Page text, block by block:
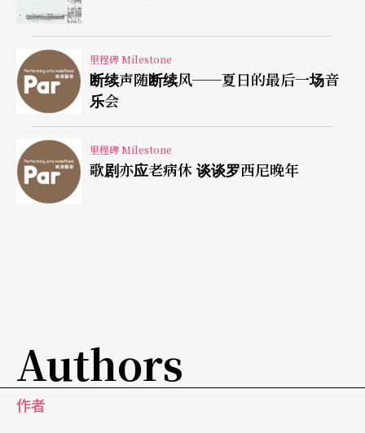
职的解答者，而在于他所充当的质疑者身份。
曾为自己预留墓志铭？若是，想必类似「我曾经是
个谜，因为不知我者方为知我者」（I had been a ri
ddle, for only those who did not understand me u
nderstood me）。
里程碑 Milestone
断续声随断续风──夏日的最后一场音
乐会
里程碑 Milestone
歌剧亦应老病休 谈谈罗西尼晚年
Authors
作者